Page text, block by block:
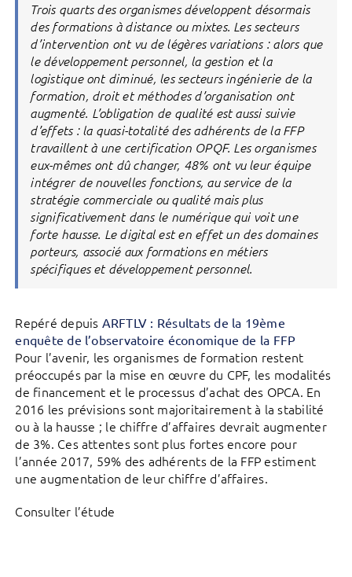
Trois quarts des organismes développent désormais
des formations à distance ou mixtes. Les secteurs
d’intervention ont vu de légères variations : alors que
le développement personnel, la gestion et la
logistique ont diminué, les secteurs ingénierie de la
formation, droit et méthodes d’organisation ont
augmenté. L’obligation de qualité est aussi suivie
d’effets : la quasi-totalité des adhérents de la FFP
travaillent à une certification OPQF. Les organismes
eux-mêmes ont dû changer, 48% ont vu leur équipe
intégrer de nouvelles fonctions, au service de la
stratégie commerciale ou qualité mais plus
significativement dans le numérique qui voit une
forte hausse. Le digital est en effet un des domaines
porteurs, associé aux formations en métiers
spécifiques et développement personnel.
Repéré depuis ARFTLV : Résultats de la 19ème
enquête de l’observatoire économique de la FFP
Pour l’avenir, les organismes de formation restent
préoccupés par la mise en œuvre du CPF, les modalités
de financement et le processus d’achat des OPCA. En
2016 les prévisions sont majoritairement à la stabilité
ou à la hausse ; le chiffre d’affaires devrait augmenter
de 3%. Ces attentes sont plus fortes encore pour
l’année 2017, 59% des adhérents de la FFP estiment
une augmentation de leur chiffre d’affaires.
Consulter l’étude